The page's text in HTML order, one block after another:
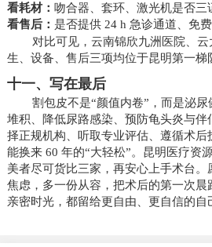
看耗材： 吻合器、套环、激光机是否三
看售后： 是否提供 24 h 急诊通道、免
对比可见，云南锦欣九洲医院、
生、设备、售后三项均位于昆明第一梯
十一、写在最后
割包皮不是“颜值内卷”，而是泌
堆积、降低尿路感染、预防龟头炎与
择正规机构、听取专业评估、遵循术
能换来 60 年的“大轻松”。昆明医疗资
美者尽可货比三家，再安心上手术台
焦虑，多一份从容，把术后的第一次晨
亲密时光，都留给更自由、更自信的自